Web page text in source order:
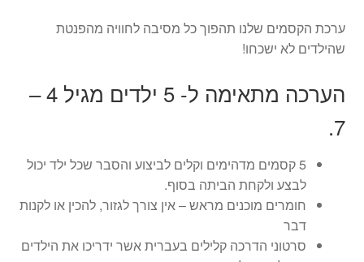
ערכת הקסמים שלנו תהפוך כל מסיבה לחוויה מהפנטת
שהילדים לא ישכחו!
הערכה מתאימה ל- 5 ילדים מגיל 4 –
7.
5 קסמים מדהימים וקלים לביצוע והסבר שכל ילד יכול
לבצע ולקחת הביתה בסוף.
חומרים מוכנים מראש – אין צורך לגזור, להכין או לקנות
דבר
סרטוני הדרכה קלילים בעברית אשר ידריכו את הילדים